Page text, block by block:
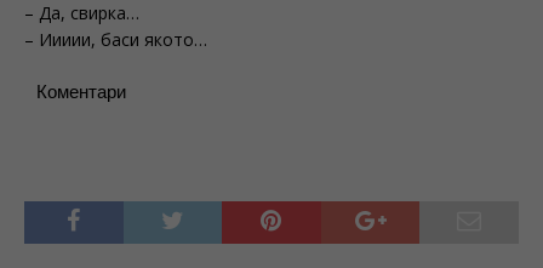
– Да, свирка…
– Иииии, баси якото…
Коментари